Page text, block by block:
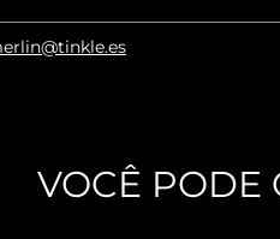
VOCÊ PODE